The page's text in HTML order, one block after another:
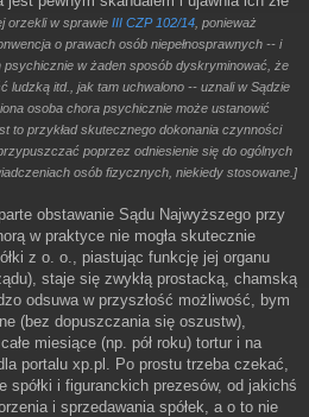
orzekli w sprawie III CZP 102/14 , ponieważ
o prawach osób niepełnosprawnych -- i
w żaden sposób dyskryminować, że
ludzką itd., jak tam uchwalono -- uznali w Sądzie
osoba chora psychicznie może ustanowić
to przykład skutecznego dokonania czynności
poprzez odniesienie się do ogólnych
osób fizycznych, niekiedy stosowane.]
obstawanie Sądu Najwyższego przy
w praktyce nie mogła skutecznie
z o. o., piastując funkcję jej organu
staje się zwykłą prostacką, chamską
odsuwa w przyszłość możliwość, bym
(bez dopuszczania się oszustw),
miesiące (np. pół roku) tortur i na
portalu xp.pl. Po prostu trzeba czekać,
spółki i figuranckich prezesów, od jakichś
i sprzedawania spółek, a o to nie